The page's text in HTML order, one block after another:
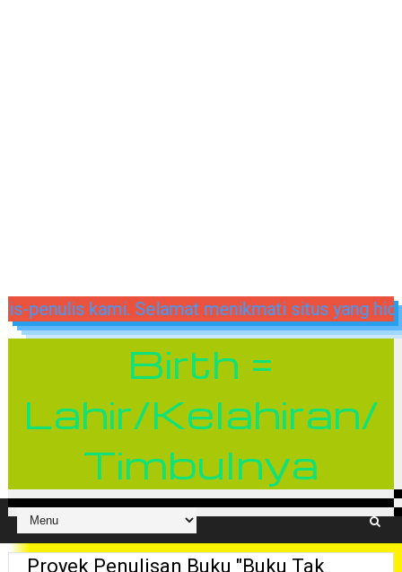
berbahaya dari penulis-penulis kami.
Birth =
Lahir/Kelahiran/
Timbulnya
Proyek Penulisan Buku "Buku Tak